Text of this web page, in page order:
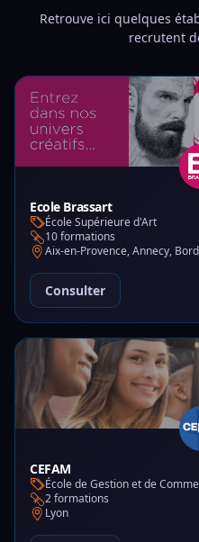
Retrouve ici quelques
recrutent
Ecole Brassart
École Supérieure d'Art
10 formations
Consulter
CEFAM
École de Gestion et de
2 formations
Lyon